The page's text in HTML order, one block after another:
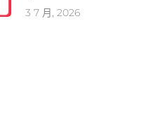
3 7 月, 2026